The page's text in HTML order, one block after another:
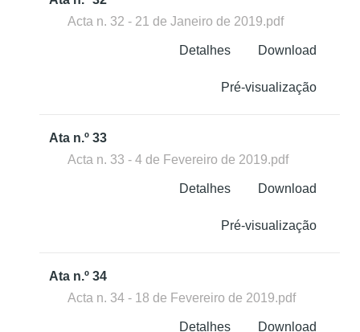
Acta n. 32 - 21 de Janeiro de 2019.pdf
Download
Detalhes
Pré-visualização
Ata n.º 33
Acta n. 33 - 4 de Fevereiro de 2019.pdf
Download
Detalhes
Pré-visualização
Ata n.º 34
Acta n. 34 - 18 de Fevereiro de 2019.pdf
Download
Detalhes